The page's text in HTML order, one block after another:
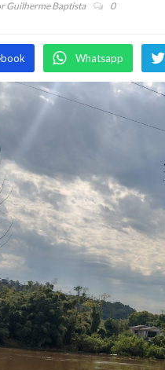
Guilherme Baptista 0
Whatsapp